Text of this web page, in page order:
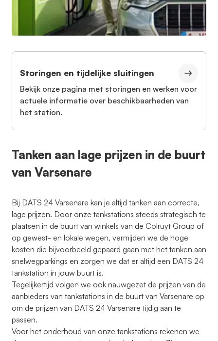
Storingen en tijdelijke sluitingen
Bekijk onze pagina met storingen en werken voor
actuele informatie over beschikbaarheden van
het station.
Tanken aan lage prijzen in de buurt
van Varsenare
Bij DATS 24 Varsenare kan je altijd tanken aan correcte,
lage prijzen. Door onze tankstations steeds strategisch te
plaatsen in de buurt van winkels van de Colruyt Group of
op gewest- en lokale wegen, vermijden we de hoge
kosten die bijvoorbeeld gepaard gaan met het tanken aan
snelwegparkings en zorgen we dat er altijd een DATS 24
tankstation in jouw buurt is.
Tegelijkertijd volgen we ook nauwgezet de prijzen van de
aanbieders van tankstations in de buurt van Varsenare op
om de prijzen van DATS 24 Varsenare tijdig aan te
passen.
Voor het onderhoud van onze tankstations rekenen we